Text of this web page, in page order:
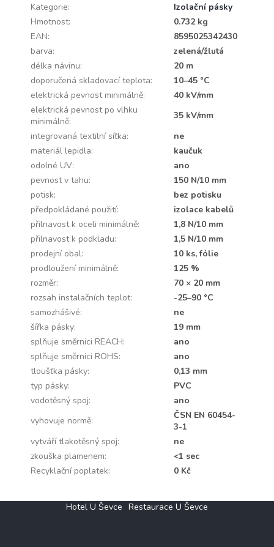
Kategorie:
Izolační pásky
Hmotnost:
0.732 kg
EAN:
8595025342430
barva:
zelená/žlutá
délka návinu:
20 m
doporučená skladovací teplota:
10–45 °C
elektrická pevnost minimálně:
40 kV/mm
elektrická pevnost po vlhku
minimálně:
35 kV/mm
integrovaná textilní síťka:
ne
materiál lepidla:
kaučuk
odolné UV:
ano
pevnost v tahu:
150 N/10 mm
potisk:
bez potisku
předpokládané použití:
izolace kabelů
přilnavost k oceli minimálně:
1,8 N/10 mm
přilnavost k podkladu:
1,5 N/10 mm
prodejní obal:
10 ks, fólie
prodloužení minimálně:
125 %
rozměr:
70 × 20 mm
rozsah instalačních teplot:
-25–90 °C
samozhášivé:
ne
šířka pásky:
19 mm
splňuje směrnici REACH:
ano
splňuje směrnici ROHS:
ano
tloušťka pásky:
0,13 mm
typ pásky:
PVC
vodotěsný spoj:
ano
vyhovuje normě:
ČSN EN 60454-
3-1
vytváří tlakotěsný spoj:
ne
zkouška plamenem:
<1 sec
Recyklační poplatek: 0 Kč
Hotel U Ševce Restaurace U Ševce